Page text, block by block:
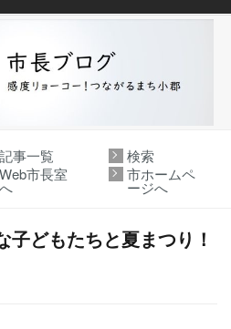
記事一覧
検索
Web市長室
へ
市ホームペ
ージへ
子どもたちと夏まつり！